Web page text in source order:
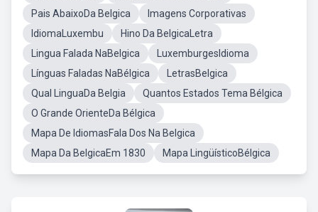
Pais AbaixoDa Belgica
Imagens Corporativas
IdiomaLuxembu
Hino Da BelgicaLetra
Lingua Falada NaBelgica
LuxemburgesIdioma
Línguas Faladas NaBélgica
LetrasBelgica
Qual LinguaDa Belgia
Quantos Estados Tema Bélgica
O Grande OrienteDa Bélgica
Mapa De IdiomasFala Dos Na Belgica
Mapa Da BelgicaEm 1830
Mapa LingüísticoBélgica